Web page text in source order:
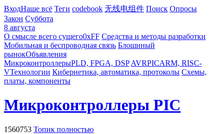
ВходНаше всё Теги codebook 无线电组件 Поиск Опросы
Закон Суббота
8 августа
О смысле всего сущего0xFF Средства и методы разработки
Мобильная и беспроводная связь Блошиный
рынокОбъявления
МикроконтроллерыPLD, FPGA, DSP AVRPICARM, RISC-
VТехнологии Кибернетика, автоматика, протоколы Схемы,
платы, компоненты
Микроконтроллеры PIC
1560753 Топик полностью